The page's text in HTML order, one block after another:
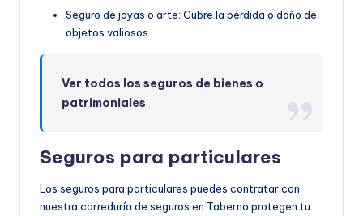
Seguro de joyas o arte: Cubre la pérdida o daño de
objetos valiosos.
Ver todos los seguros de bienes o
patrimoniales
Seguros para particulares
Los seguros para particulares puedes contratar con
nuestra correduría de seguros en Taberno protegen tu